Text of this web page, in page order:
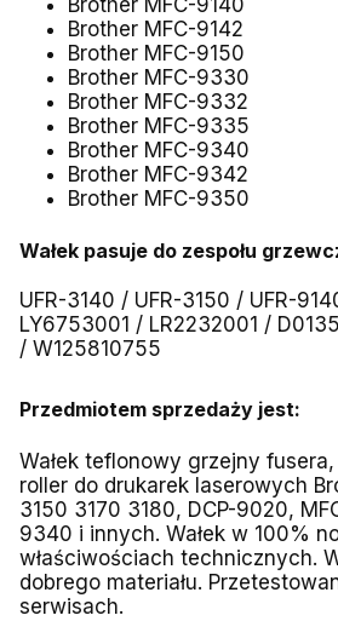
Brother MFC-9140
Brother MFC-9142
Brother MFC-9150
Brother MFC-9330
Brother MFC-9332
Brother MFC-9335
Brother MFC-9340
Brother MFC-9342
Brother MFC-9350
Wałek pasuje do zespołu
UFR-3140 / UFR-3150 / UFR-
LY6753001 / LR2232001 /
/ W125810755
Przedmiotem sprzedaży jest:
Wałek teflonowy grzejny
roller do drukarek laserowych
3150 3170 3180, DCP-9020,
9340 i innych. Wałek w 100%
właściwościach technicznych.
dobrego materiału.
serwisach.